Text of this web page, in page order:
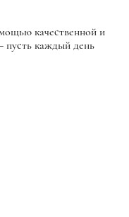
качественной и
пусть каждый день